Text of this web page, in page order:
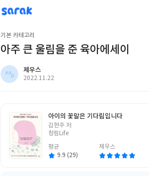
sarak
제우스
기본 카테고리
아주 큰 울림을 준 육아에세이
제우스
작
2022.11.22
아이의 꽃말은 기다림입니다
글
쓴
김현주 저
청림Life
평균
9.9 (29)
제우스